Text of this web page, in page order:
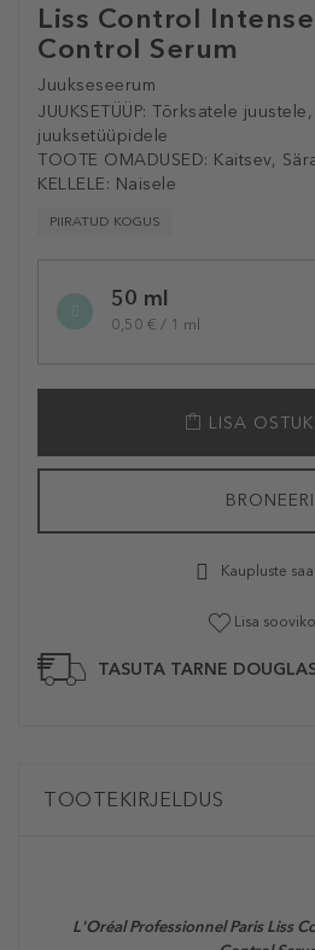
Liss Control
Control Serum
Juukseseerum
JUUKSETÜÜP: Tõrksatele
juuksetüüpidele
TOOTE OMADUSED: Kaitsev,
KELLELE: Naisele
PIIRATUD KOGUS
variation50 ml
0,50 € / 1 ml
LISA
BRONEERI
Kaupluste
Lisa
TASUTA TARNE
TOOTEKIRJELDUS
L'Oréal Professionnel Paris Liss